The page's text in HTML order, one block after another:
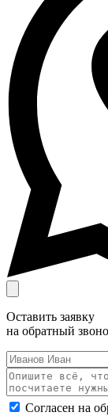
Оставить заявку
на обратный
Согласен на